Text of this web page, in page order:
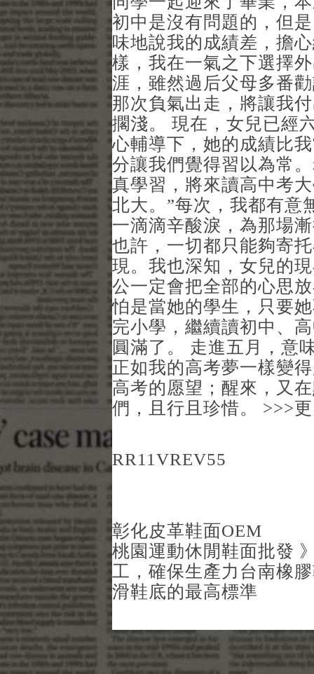
初中是沒有問題的，但
味地說我的成績差，擔
樣，我在一氣之下選擇
涯，雖然過后父母多番
那次負氣出走，將讓我
擱淺。 現在，女兒已經
心輔導下，她的成績比
分讓我們覺得習以為常
真學習，將來讀高中考
北大。”每次，我都有意
一滴滴辛酸淚，為那場
也許，一切都只能夠寄
現。我也深知，女兒的
公一定會把全部的心思
怕是當她的學生，只要
完小學，繼續讀初中、
圓滿了。 走進五月，意
正如我的高考夢一樣變
高考的愿望；醒來，又
們，且行且珍惜。 >>>
RR11VREV55
彰化皮革鞋面OEM
桃園運動休閒鞋面批發
工，確保生產力 台南橡
滑鞋底的最高標準